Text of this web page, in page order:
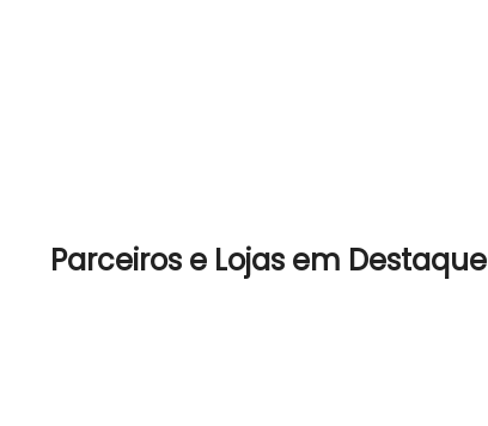
Parceiros e Lojas em Destaque